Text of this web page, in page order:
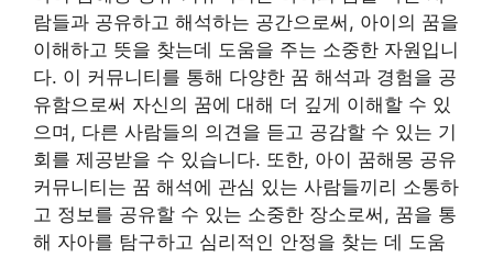
람들과 공유하고 해석하는 공간으로써, 아이의 꿈을
이해하고 뜻을 찾는데 도움을 주는 소중한 자원입니
다. 이 커뮤니티를 통해 다양한 꿈 해석과 경험을 공
유함으로써 자신의 꿈에 대해 더 깊게 이해할 수 있
으며, 다른 사람들의 의견을 듣고 공감할 수 있는 기
회를 제공받을 수 있습니다. 또한, 아이 꿈해몽 공유
커뮤니티는 꿈 해석에 관심 있는 사람들끼리 소통하
고 정보를 공유할 수 있는 소중한 장소로써, 꿈을 통
해 자아를 탐구하고 심리적인 안정을 찾는 데 도움